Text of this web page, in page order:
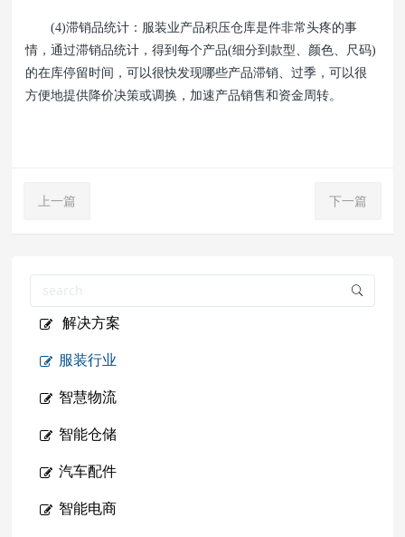
(4)滞销品统计：服装业产品积压仓库是件非常头疼的事
情，通过滞销品统计，得到每个产品(细分到款型、颜色、尺码)
的在库停留时间，可以很快发现哪些产品滞销、过季，可以很
方便地提供降价决策或调换，加速产品销售和资金周转。
上一篇 下一篇
解决方案
服装行业
智慧物流
智能仓储
汽车配件
智能电商